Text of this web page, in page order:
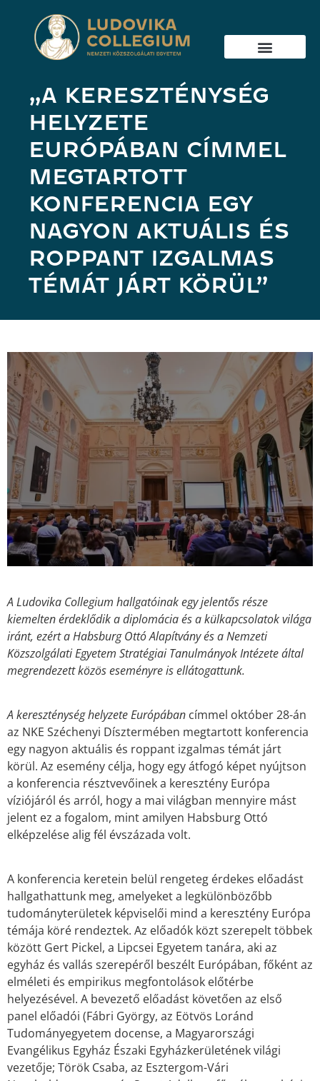
„A KERESZTÉNYSÉG
HELYZETE
EURÓPÁBAN CÍMMEL
MEGTARTOTT
KONFERENCIA EGY
NAGYON AKTUÁLIS ÉS
ROPPANT IZGALMAS
TÉMÁT JÁRT KÖRÜL”
A Ludovika Collegium hallgatóinak egy jelentős része
kiemelten érdeklődik a diplomácia és a külkapcsolatok világa
iránt, ezért a Habsburg Ottó Alapítvány és a Nemzeti
Közszolgálati Egyetem Stratégiai Tanulmányok Intézete által
megrendezett közös eseményre is ellátogattunk.
A kereszténység helyzete Európában címmel október 28-án
az NKE Széchenyi Dísztermében megtartott konferencia
egy nagyon aktuális és roppant izgalmas témát járt
körül. Az esemény célja, hogy egy átfogó képet nyújtson
a konferencia résztvevőinek a keresztény Európa
víziójáról és arról, hogy a mai világban mennyire mást
jelent ez a fogalom, mint amilyen Habsburg Ottó
elképzelése alig fél évszázada volt.
A konferencia keretein belül rengeteg érdekes előadást
hallgathattunk meg, amelyeket a legkülönbözőbb
tudományterületek képviselői mind a keresztény Európa
témája köré rendeztek. Az előadók közt szerepelt többek
között Gert Pickel, a Lipcsei Egyetem tanára, aki az
egyház és vallás szerepéről beszélt Európában, főként az
elméleti és empirikus megfontolások előtérbe
helyezésével. A bevezető előadást követően az első
panel előadói (Fábri György, az Eötvös Loránd
Tudományegyetem docense, a Magyarországi
Evangélikus Egyház Északi Egyházkerületének világi
vezetője; Török Csaba, az Esztergom-Vári